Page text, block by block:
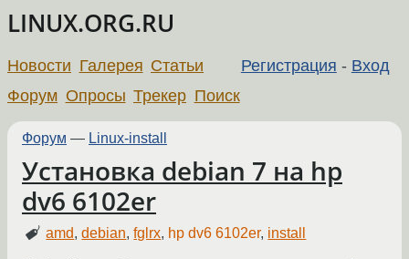
LINUX.ORG.RU
Регистрация - Вход
Новости Галерея Статьи
Форум Опросы Трекер Поиск
Форум — Linux-install
Установка debian 7 на hp
dv6 6102er
amd,debian,fglrx, hp dv6 6102er, install